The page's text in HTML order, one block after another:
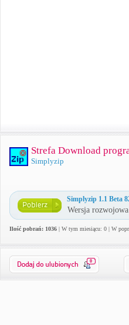
Strefa Download
Simplyzip
Simplyzip 1.1 Beta
Wersja rozwojowa
Ilość pobrań: 1036 | W tym miesiącu: 0 | W
0